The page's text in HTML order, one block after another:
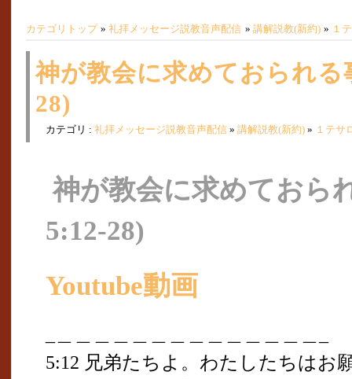
カテゴリトップ »礼拝メッセージ説教音声配信 » 講解説教(新約) » １
神が教会に求めておられ
28)
カテゴリ : 礼拝メッセージ説教音声配信 » 講解説教(新約) » １テサ
神が教会に求めておら
5:12-28)
Youtube動画
5:12 兄弟たちよ。わたしたちはお